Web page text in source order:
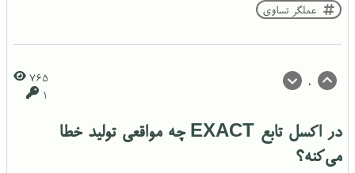
عملگر تساوی
0
765
1
در اکسل تابع EXACT چه مواقعی تولید خطا
می‌کنه؟